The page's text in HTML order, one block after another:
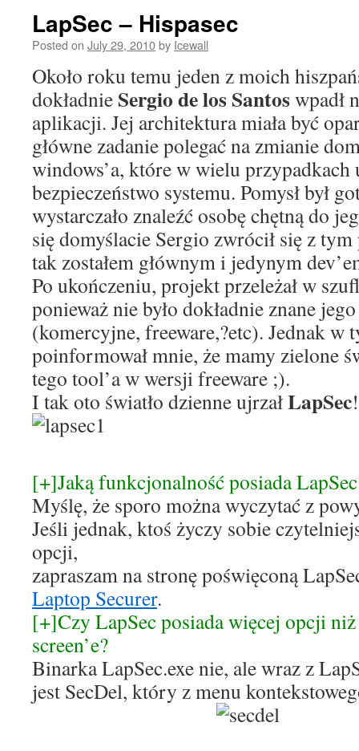
LapSec – Hispasec
Posted on July 29, 2010by Icewall
Około roku temu jeden z moich
dokładnie Sergio de los Santoswpadł
aplikacji. Jej architektura miała być
główne zadanie polegać na zmianie
windows’a, które w wielu przypadkach
bezpieczeństwo systemu. Pomysł był
wystarczało znaleźć osobę chętną do
się domyślacie Sergio zwrócił się z
tak zostałem głównym i jedynym
Po ukończeniu, projekt przeleżał w
ponieważ nie było dokładnie znane
(komercyjne, freeware,?etc). Jednak w
poinformował mnie, że mamy zielone
tego tool’a w wersji freeware ;).
I tak oto światło dzienne ujrzałLapSec!
[+]Jaką funkcjonalność posiada
Myślę, że sporo można wyczytać z
Jeśli jednak, ktoś życzy sobie
opcji,
zapraszam na stronę poświęconą
Laptop Securer.
[+]Czy LapSec posiada więcej opcji
screen’e?
Binarka LapSec.exe nie, ale wraz z
jest SecDel, który z menu